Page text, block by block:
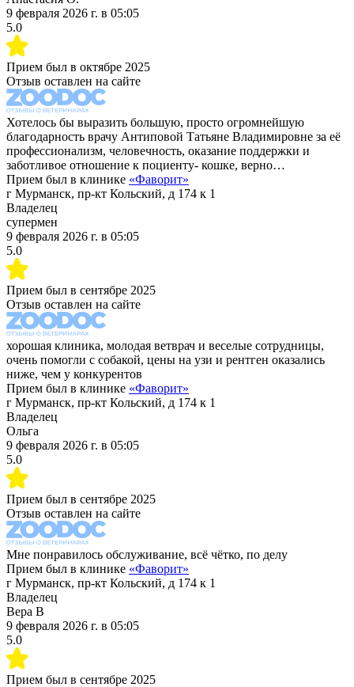
9 февраля 2026 г. в 05:05
5.0
Прием был в октябре 2025
Отзыв оставлен на сайте
Хотелось бы выразить большую, просто огромнейшую
благодарность врачу Антиповой Татьяне Владимировне за её
профессионализм, человечность, оказание поддержки и
заботливое отношение к поциенту- кошке, верно…
Прием был в клинике «Фаворит»
г Мурманск, пр-кт Кольский, д 174 к 1
Владелец
супермен
9 февраля 2026 г. в 05:05
5.0
Прием был в сентябре 2025
Отзыв оставлен на сайте
хорошая клиника, молодая ветврач и веселые сотрудницы,
очень помогли с собакой, цены на узи и рентген оказались
ниже, чем у конкурентов
Прием был в клинике «Фаворит»
г Мурманск, пр-кт Кольский, д 174 к 1
Владелец
Ольга
9 февраля 2026 г. в 05:05
5.0
Прием был в сентябре 2025
Отзыв оставлен на сайте
Мне понравилось обслуживание, всё чётко, по делу
Прием был в клинике «Фаворит»
г Мурманск, пр-кт Кольский, д 174 к 1
Владелец
Вера В
9 февраля 2026 г. в 05:05
5.0
Прием был в сентябре 2025